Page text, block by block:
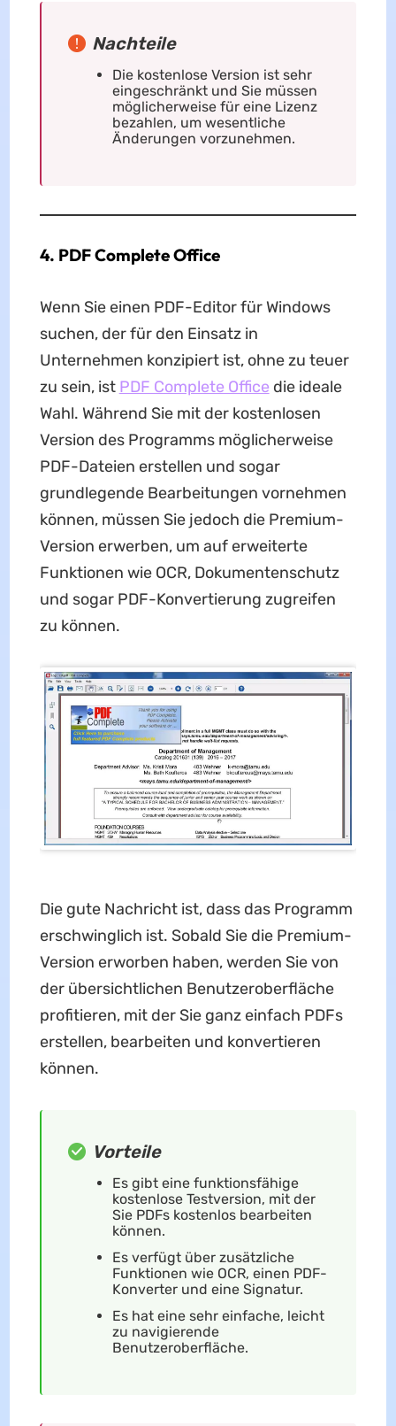
Nachteile
Die kostenlose Version ist sehr
eingeschränkt und Sie müssen
möglicherweise für eine Lizenz
bezahlen, um wesentliche
Änderungen vorzunehmen.
4. PDF Complete Office
Wenn Sie einen PDF-Editor für Windows
suchen, der für den Einsatz in
Unternehmen konzipiert ist, ohne zu teuer
zu sein, ist PDF Complete Office die ideale
Wahl. Während Sie mit der kostenlosen
Version des Programms möglicherweise
PDF-Dateien erstellen und sogar
grundlegende Bearbeitungen vornehmen
können, müssen Sie jedoch die Premium-
Version erwerben, um auf erweiterte
Funktionen wie OCR, Dokumentenschutz
und sogar PDF-Konvertierung zugreifen
zu können.
Die gute Nachricht ist, dass das Programm
erschwinglich ist. Sobald Sie die Premium-
Version erworben haben, werden Sie von
der übersichtlichen Benutzeroberfläche
profitieren, mit der Sie ganz einfach PDFs
erstellen, bearbeiten und konvertieren
können.
Vorteile
Es gibt eine funktionsfähige
kostenlose Testversion, mit der
Sie PDFs kostenlos bearbeiten
können.
Es verfügt über zusätzliche
Funktionen wie OCR, einen PDF-
Konverter und eine Signatur.
Es hat eine sehr einfache, leicht
zu navigierende
Benutzeroberfläche.